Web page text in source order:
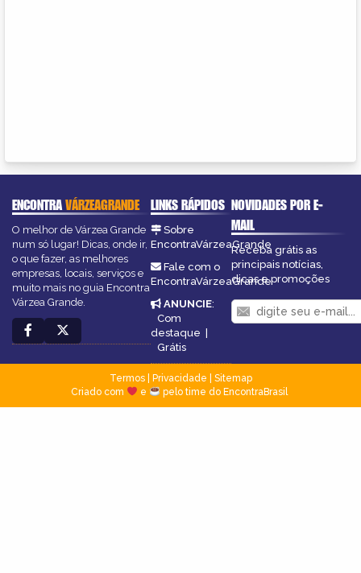
ENCONTRAVÁRZEAGRANDE
O melhor de Várzea Grande
num só lugar! Dicas, onde ir,
o que fazer, as melhores
empresas, locais, serviços e
muito mais no guia Encontra
Várzea Grande.
LINKS RÁPIDOS
Sobre
EncontraVárzeaGrande
Fale com o
EncontraVárzeaGrande
ANUNCIE:
Com
destaque |
Grátis
NOVIDADES POR E-
MAIL
Receba grátis as
principais notícias,
dicas e promoções
Termos| Privacidade
Sitemap
Criado com
e pelo time do EncontraBrasil